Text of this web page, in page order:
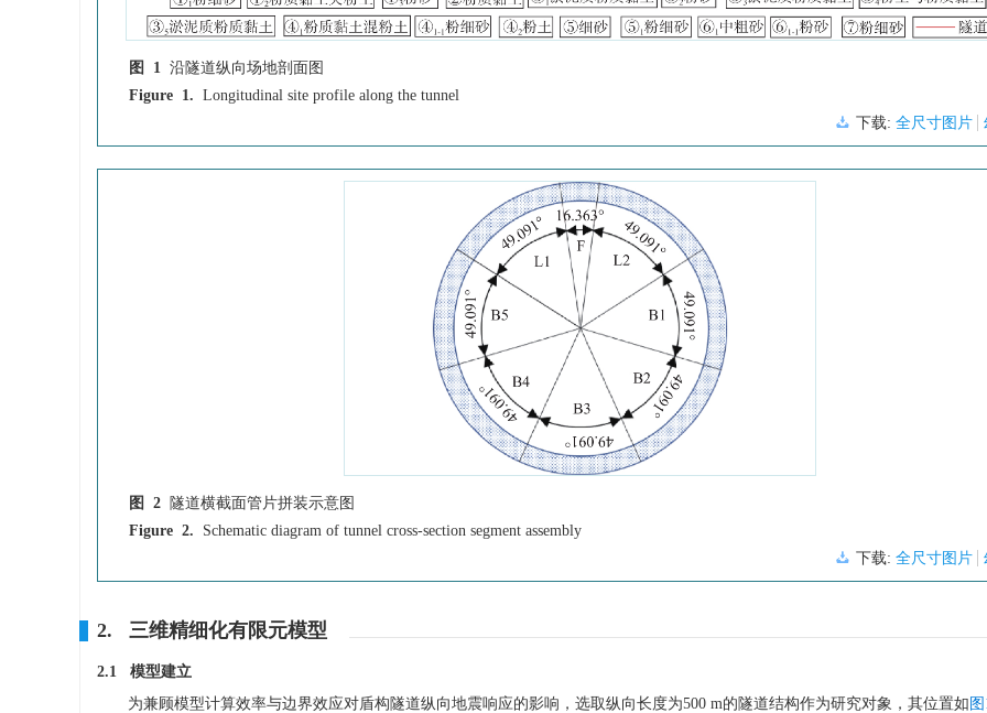
图 1
沿隧道纵向场地剖面图
Figure 1. Longitudinal site profile along the tunnel
下载: 全尺寸图片
图 2 隧道横截面管片拼装示意图
Figure 2.
Schematic diagram of tunnel cross-section segment assembly
下载: 全尺寸图片
2. 三维精细化有限元模型
2.1 模型建立
为兼顾模型计算效率与边界效应对盾构隧道纵向地震响应的影响，选取纵向长度为500 m的隧道结构作为研究对象，其位置如